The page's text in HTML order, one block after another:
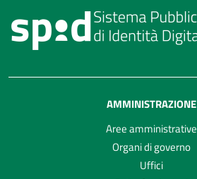
AMMINISTRAZIONE
Aree amministrative
Organi di governo
Uffici